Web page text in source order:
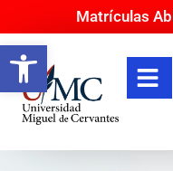
Abrir barra
Matrículas